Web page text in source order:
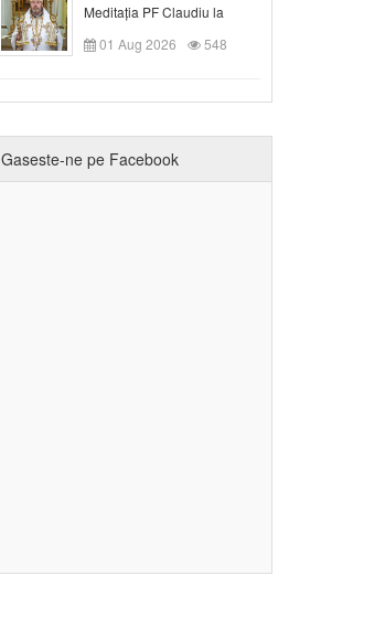
Meditația PF Claudiu la
Duminica a IX-a după Rusalii
01 Aug 2026 548
Gaseste-ne pe Facebook